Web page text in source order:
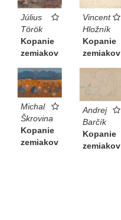
Vincent
Hložník
Kopanie
zemiakov
Július
Török
Kopanie
zemiakov
Andrej
Barčík
Kopanie
zemiakov
Michal
Škrovina
Kopanie
zemiakov